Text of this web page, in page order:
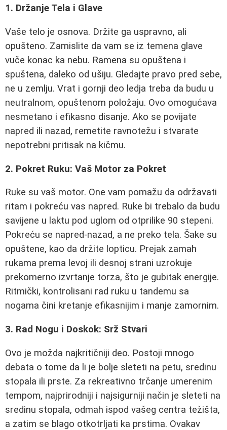
1. Držanje Tela i Glave
Vaše telo je osnova. Držite ga uspravno, ali
opušteno. Zamislite da vam se iz temena glave
vuče konac ka nebu. Ramena su opuštena i
spuštena, daleko od ušiju. Gledajte pravo pred sebe,
ne u zemlju. Vrat i gornji deo ledja treba da budu u
neutralnom, opuštenom položaju. Ovo omogućava
nesmetano i efikasno disanje. Ako se povijate
napred ili nazad, remetite ravnotežu i stvarate
nepotrebni pritisak na kičmu.
2. Pokret Ruku: Vaš Motor za Pokret
Ruke su vaš motor. One vam pomažu da održavati
ritam i pokreću vas napred. Ruke bi trebalo da budu
savijene u laktu pod uglom od otprilike 90 stepeni.
Pokreću se napred-nazad, a ne preko tela. Šake su
opuštene, kao da držite lopticu. Prejak zamah
rukama prema levoj ili desnoj strani uzrokuje
prekomerno izvrtanje torza, što je gubitak energije.
Ritmički, kontrolisani rad ruku u tandemu sa
nogama čini kretanje efikasnijim i manje zamornim.
3. Rad Nogu i Doskok: Srž Stvari
Ovo je možda najkritičniji deo. Postoji mnogo
debata o tome da li je bolje sleteti na petu, sredinu
stopala ili prste. Za rekreativno trčanje umerenim
tempom, najprirodniji i najsigurniji način je sleteti na
sredinu stopala, odmah ispod vašeg centra težišta,
a zatim se blago otkotrljati ka prstima. Ovakav